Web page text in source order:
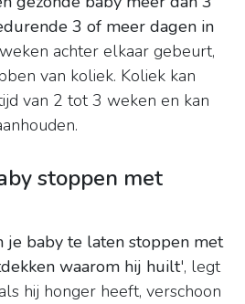
3 of meer dagen in
achter elkaar gebeurt,
van koliek. Koliek kan
van 2 tot 3 weken en kan
stoppen met
je baby te laten stoppen met
waarom hij huilt', legt
hij honger heeft, verschoon